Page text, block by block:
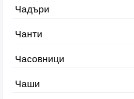
Чадъри
Чанти
Часовници
Чаши